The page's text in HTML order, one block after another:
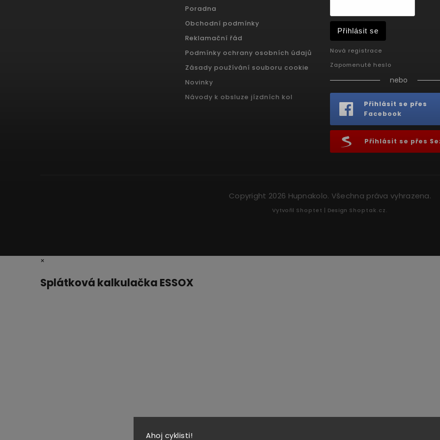
Ahoj cyklisti!
Poradna
Obchodní podmínky
Reklamační řád
Podmínky ochrany osobních údajů
Zásady používání souboru cookie
Novinky
Návody k obsluze jízdních kol
Přihlásit se
Nová registrace
Zapomenuté heslo
nebo
Přihlásit se přes
Facebook
Přihlásit se přes
Copyright 2026 Hupnakolo. Všechna práva vyhrazena.
Vytvořil Shoptet | Design Shoptak.cz.
×
Splátková kalkulačka ESSOX